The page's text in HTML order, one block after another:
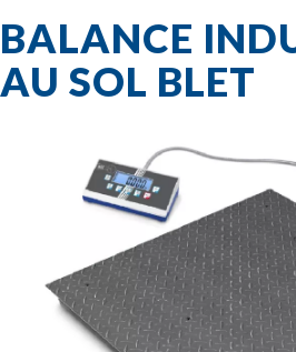
BALANCE
AU SOL BLET